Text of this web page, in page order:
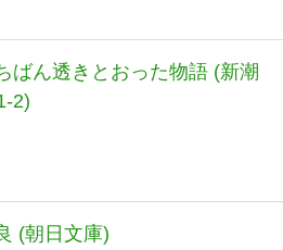
ばん透きとおった物語 (新潮
2)
(朝日文庫)